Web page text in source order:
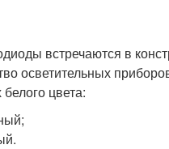
встречаются в
осветительных
цвета: